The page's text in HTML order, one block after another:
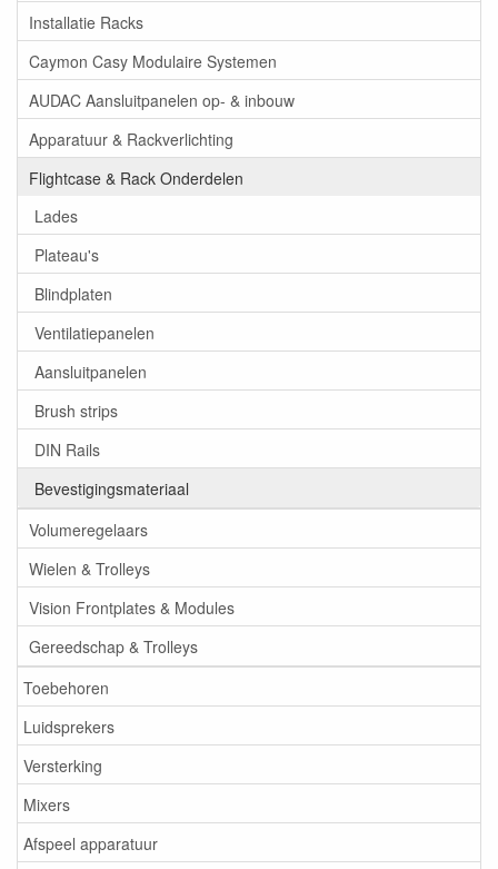
Installatie Racks
Caymon Casy Modulaire Systemen
AUDAC Aansluitpanelen op- & inbouw
Apparatuur & Rackverlichting
Flightcase & Rack Onderdelen
Lades
Plateau's
Blindplaten
Ventilatiepanelen
Aansluitpanelen
Brush strips
DIN Rails
Bevestigingsmateriaal
Volumeregelaars
Wielen & Trolleys
Vision Frontplates & Modules
Gereedschap & Trolleys
Toebehoren
Luidsprekers
Versterking
Mixers
Afspeel apparatuur